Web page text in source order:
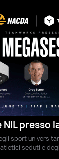
presso
sport
seduti e